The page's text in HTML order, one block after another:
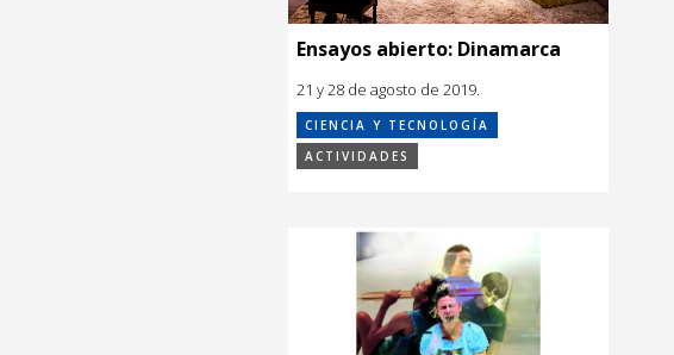
Ensayos abierto: Dinamarca
21 y 28 de agosto de 2019.
CIENCIA Y TECNOLOGÍA
ACTIVIDADES